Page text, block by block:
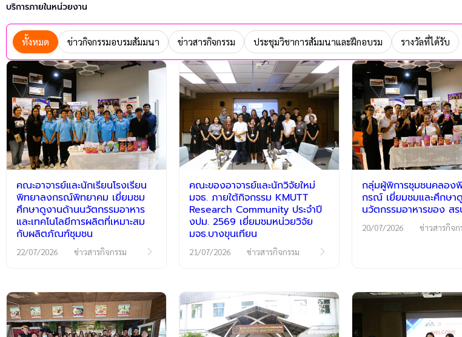
บริการภายในหน่วยงาน
ทั้งหมด ข่าวกิจกรรมอบรมสัมมนา ข่าวสารกิจกรรม ประชุมวิชาการสัมมนาและฝึกอบรม รางวัลที่ได้รับ
คณะอาจารย์และนักเรียนโรงเรียน
พิทยาลงกรณ์พิทยาคม เยี่ยมชม
ศึกษาดูงานด้านนวัตกรรมอาหาร
และเทคโนโลยีการผลิตที่เหมาะสม
กับผลิตภัณฑ์ชุมชน
22/07/2026 ข่าวสารกิจกรรม
คณะของอาจารย์และนักวิจัยใหม่
มจธ. ภายใต้กิจกรรม KMUTT
Research Community ประจำปี
งปม. 2569 เยี่ยมชมหน่วยวิจัย
มจธ.บางขุนเทียน
21/07/2026 ข่าวสารกิจกรรม
กลุ่มผู้พิการชุมชนคลอง
กรณ์ เยี่ยมชมและศึกษา
นวัตกรรมอาหารของ สร
20/07/2026 ข่าวสารกิจก